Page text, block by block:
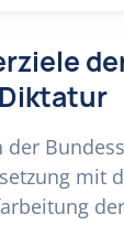
der
mit